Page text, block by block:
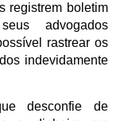
registrem boletim
advogados
rastrear os
indevidamente
desconfie de